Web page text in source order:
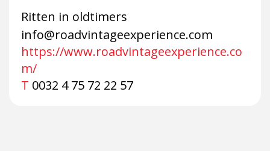
Ritten in oldtimers
info@roadvintageexperience.com
https://www.roadvintageexperience.co
m/
T 0032 4 75 72 22 57